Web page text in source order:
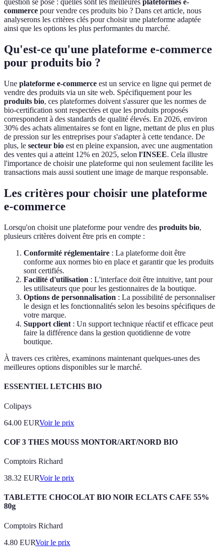
question se pose : quelles sont les meilleures plateformes e-
commerce pour vendre ces produits bio ? Dans cet article, nous
analyserons les critères clés pour choisir une plateforme adaptée
ainsi que les options les plus performantes du marché.
Qu'est-ce qu'une plateforme e-commerce
pour produits bio ?
Une plateforme e-commerce est un service en ligne qui permet de
vendre des produits via un site web. Spécifiquement pour les
produits bio, ces plateformes doivent s'assurer que les normes de
bio-certification sont respectées et que les produits proposés
correspondent à des standards de qualité élevés. En 2026, environ
30% des achats alimentaires se font en ligne, mettant de plus en plus
de pression sur les entreprises pour s'adapter à cette tendance. De
plus, le secteur bio est en pleine expansion, avec une augmentation
des ventes qui a atteint 12% en 2025, selon l'INSEE. Cela illustre
l'importance de choisir une plateforme qui non seulement facilite les
transactions mais aussi soutient une image de marque responsable.
Les critères pour choisir une plateforme
e-commerce
Lorsqu'on choisit une plateforme pour vendre des produits bio,
plusieurs critères doivent être pris en compte :
Conformité réglementaire : La plateforme doit être
conforme aux normes bio en place et garantir que les produits
sont certifiés.
Facilité d'utilisation : L'interface doit être intuitive, tant pour
les utilisateurs que pour les gestionnaires de la boutique.
Options de personnalisation : La possibilité de personnaliser
le design et les fonctionnalités selon les besoins spécifiques de
votre marque.
Support client : Un support technique réactif et efficace peut
faire la différence dans la gestion quotidienne de votre
boutique.
À travers ces critères, examinons maintenant quelques-unes des
meilleures options disponibles sur le marché.
ESSENTIEL LETCHIS BIO
Colipays
64.00 EURVoir le prix
COF 3 THES MOUSS MONTOR/ART/NORD BIO
Comptoirs Richard
38.32 EURVoir le prix
TABLETTE CHOCOLAT BIO NOIR ECLATS CAFE 55%
80g
Comptoirs Richard
4.80 EURVoir le prix